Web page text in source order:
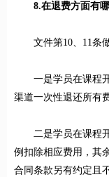
8.在退费方面有
文件第10、11条做
一是学员在课程开
渠道一次性退还所有
二是学员在课程开
例扣除相应费用，其
合同条款另有约定且